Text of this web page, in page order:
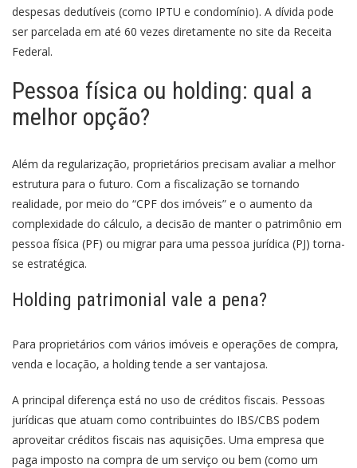
despesas dedutíveis (como IPTU e condomínio). A dívida pode
ser parcelada em até 60 vezes diretamente no site da Receita
Federal.
Pessoa física ou holding: qual a
melhor opção?
Além da regularização, proprietários precisam avaliar a melhor
estrutura para o futuro. Com a fiscalização se tornando
realidade, por meio do “CPF dos imóveis” e o aumento da
complexidade do cálculo, a decisão de manter o patrimônio em
pessoa física (PF) ou migrar para uma pessoa jurídica (PJ) torna-
se estratégica.
Holding patrimonial vale a pena?
Para proprietários com vários imóveis e operações de compra,
venda e locação, a holding tende a ser vantajosa.
A principal diferença está no uso de créditos fiscais. Pessoas
jurídicas que atuam como contribuintes do IBS/CBS podem
aproveitar créditos fiscais nas aquisições. Uma empresa que
paga imposto na compra de um serviço ou bem (como um